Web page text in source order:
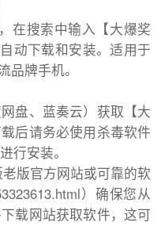
在搜索中输入【大爆奖
动下载和安装。适用于
品牌手机。
盘、蓝奏云）获取【大
后请务必使用杀毒软件
行安装。
版官方网站或可靠的软
）确保您从
载网站获取软件，这可